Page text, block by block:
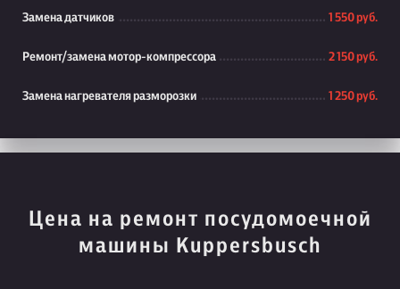
Замена датчиков 1 550 руб.
Ремонт/замена мотор-компрессора 2 150 руб.
Замена нагревателя разморозки 1 250 руб.
Цена на ремонт посудомоечной
машины Kuppersbusch